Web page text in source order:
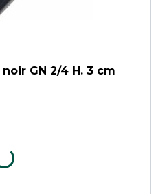
GN 2/4 H. 3 cm